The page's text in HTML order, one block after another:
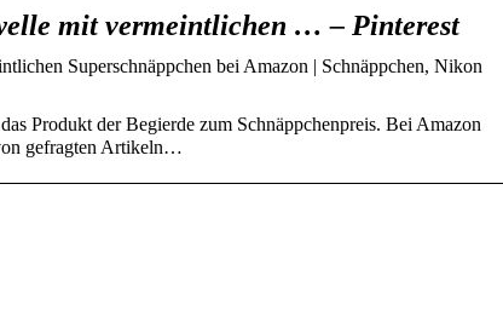
mit vermeintlichen … – Pinterest
Superschnäppchen bei Amazon | Schnäppchen, Nikon
Produkt der Begierde zum Schnäppchenpreis. Bei Amazon
gefragten Artikeln…